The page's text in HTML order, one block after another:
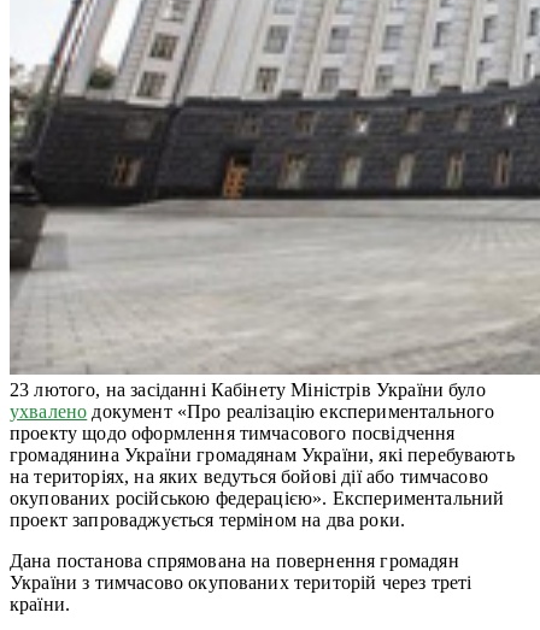
23 лютого, на засіданні Кабінету Міністрів України було
ухвалено документ «Про реалізацію експериментального
проекту щодо оформлення тимчасового посвідчення
громадянина України громадянам України, які перебувають
на територіях, на яких ведуться бойові дії або тимчасово
окупованих російською федерацією». Експериментальний
проект запроваджується терміном на два роки.
Дана постанова спрямована на повернення громадян
України з тимчасово окупованих територій через треті
країни.